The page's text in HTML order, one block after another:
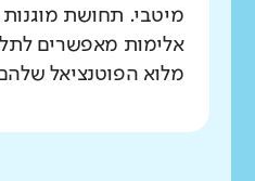
מיטבי. תחושת מוגנות
אלימות מאפשרים
מלוא הפוטנציאל